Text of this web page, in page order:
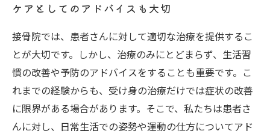
ケアとしてのアドバイスも大切
接骨院では、患者さんに対して適切な治療を提供するこ
とが大切です。しかし、治療のみにとどまらず、生活習
慣の改善や予防のアドバイスをすることも重要です。こ
れまでの経験からも、受け身の治療だけでは症状の改善
に限界がある場合があります。そこで、私たちは患者さ
んに対し、日常生活での姿勢や運動の仕方についてアド